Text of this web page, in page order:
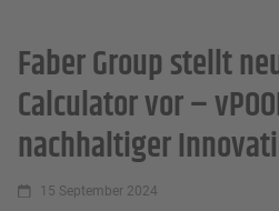
Faber Group stellt
Calculator vor –
nachhaltiger
15 September 2024